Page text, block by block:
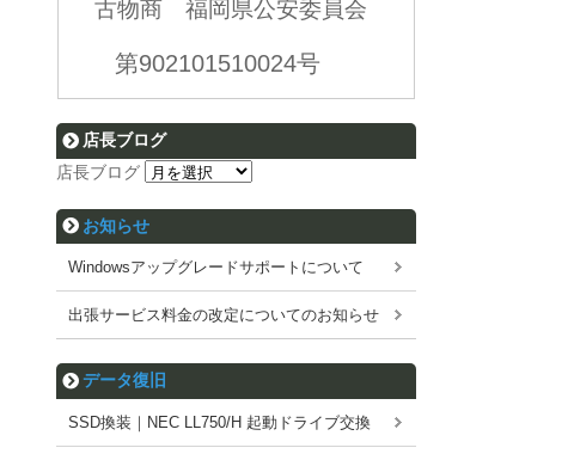
古物商 福岡県公安委員会
第902101510024号
店長ブログ
店長ブログ
お知らせ
Windowsアップグレードサポートについて
出張サービス料金の改定についてのお知らせ
データ復旧
SSD換装｜NEC LL750/H 起動ドライブ交換